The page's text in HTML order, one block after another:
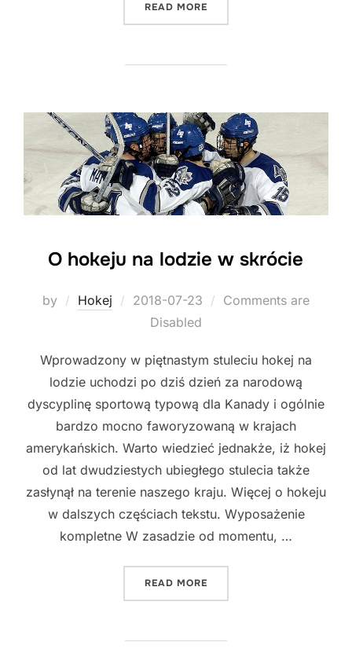
READ MORE
O hokeju na lodzie w skrócie
by Hokej
Posted
2018-07-23
Comments are
Disabled
Wprowadzony w piętnastym stuleciu hokej na
lodzie uchodzi po dziś dzień za narodową
dyscyplinę sportową typową dla Kanady i ogólnie
bardzo mocno faworyzowaną w krajach
amerykańskich. Warto wiedzieć jednakże, iż hokej
od lat dwudziestych ubiegłego stulecia także
zasłynął na terenie naszego kraju. Więcej o hokeju
w dalszych częściach tekstu. Wyposażenie
kompletne W zasadzie od momentu, …
READ MORE